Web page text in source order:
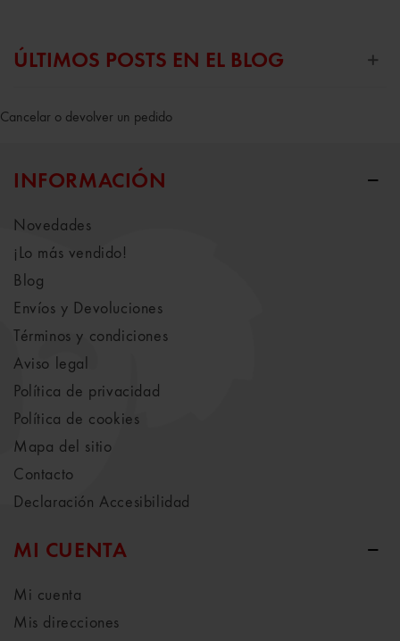
ÚLTIMOS POSTS EN EL BLOG
Cancelar o devolver un pedido
INFORMACIÓN
Novedades
¡Lo más vendido!
Blog
Envíos y Devoluciones
Términos y condiciones
Aviso legal
Política de privacidad
Política de cookies
Mapa del sitio
Contacto
Declaración Accesibilidad
MI CUENTA
Mi cuenta
Mis direcciones